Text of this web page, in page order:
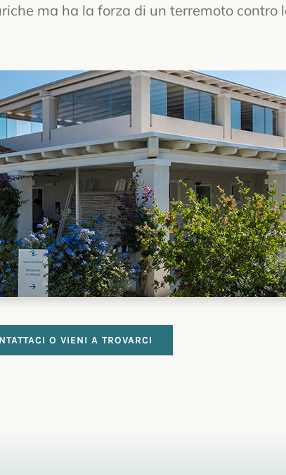
ma ha la forza di un terremoto contro
O VIENI A TROVARCI